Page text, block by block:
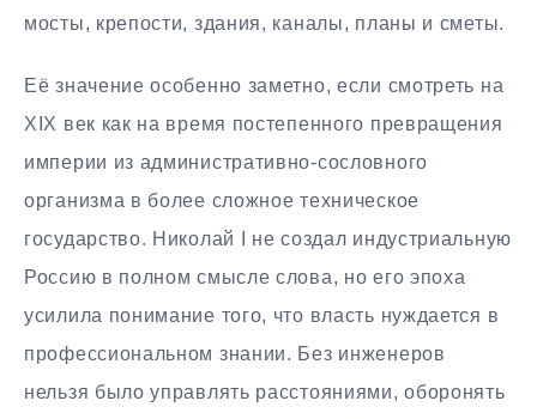
мосты, крепости, здания, каналы, планы и сметы.
Её значение особенно заметно, если смотреть на
XIX век как на время постепенного превращения
империи из административно-сословного
организма в более сложное техническое
государство. Николай I не создал индустриальную
Россию в полном смысле слова, но его эпоха
усилила понимание того, что власть нуждается в
профессиональном знании. Без инженеров
нельзя было управлять расстояниями, оборонять